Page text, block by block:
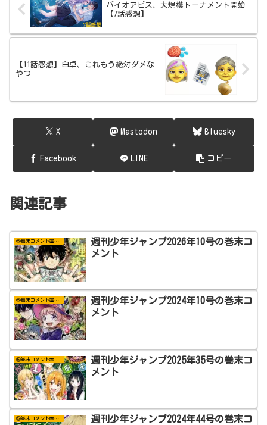
バイオアビス、大規模トーナメント開始
【7話感想】
【11話感想】白卓、これもう絶対ダメな
やつ
X Mastodon Bluesky
Facebook LINE コピー
関連記事
⑤巻末コメント置き場
週刊少年ジャンプ2026年10号の巻末コ
メント
⑤巻末コメント置き場
週刊少年ジャンプ2024年10号の巻末コ
メント
⑤巻末コメント置き場
週刊少年ジャンプ2025年35号の巻末コ
メント
⑤巻末コメント置き場
週刊少年ジャンプ2024年44号の巻末コ